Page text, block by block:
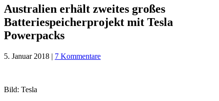
Australien erhält zweites großes
Batteriespeicherprojekt mit Tesla
Powerpacks
5. Januar 2018 | 7 Kommentare
Bild: Tesla